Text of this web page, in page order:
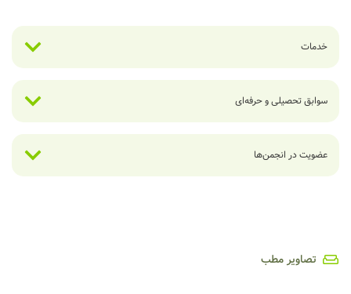
خدمات
سوابق تحصیلی و حرفه‌ای
عضویت در انجمن‌ها
تصاویر مطب